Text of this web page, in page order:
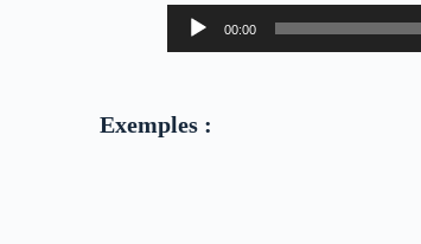
Lecteur
audio
00:00
Exemples :